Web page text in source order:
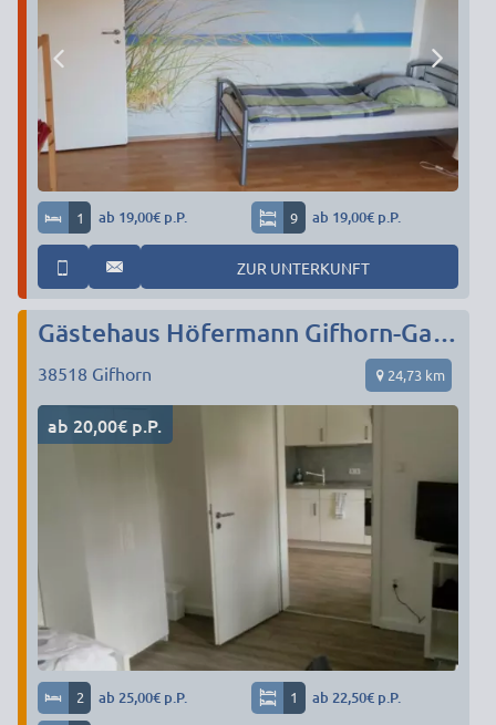
1 ab 19,00€ p.P. 9 ab 19,00€ p.P.
ZUR UNTERKUNFT
Gästehaus Höfermann Gifhorn-Gamsen
38518 Gifhorn 24,73 km
ab 20,00€ p.P.
2 ab 25,00€ p.P. 1 ab 22,50€ p.P.